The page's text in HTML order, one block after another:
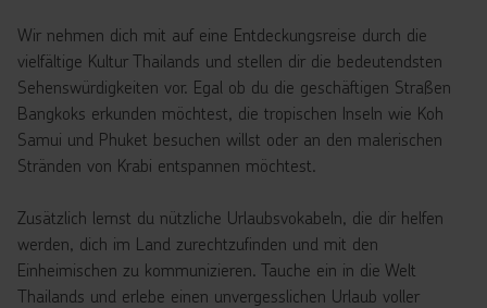
Wir nehmen dich mit auf eine Entdeckungsreise durch die
vielfältige Kultur Thailands und stellen dir die bedeutendsten
Sehenswürdigkeiten vor. Egal ob du die geschäftigen Straßen
Bangkoks erkunden möchtest, die tropischen Inseln wie Koh
Samui und Phuket besuchen willst oder an den malerischen
Stränden von Krabi entspannen möchtest.
Zusätzlich lernst du nützliche Urlaubsvokabeln, die dir helfen
werden, dich im Land zurechtzufinden und mit den
Einheimischen zu kommunizieren. Tauche ein in die Welt
Thailands und erlebe einen unvergesslichen Urlaub voller